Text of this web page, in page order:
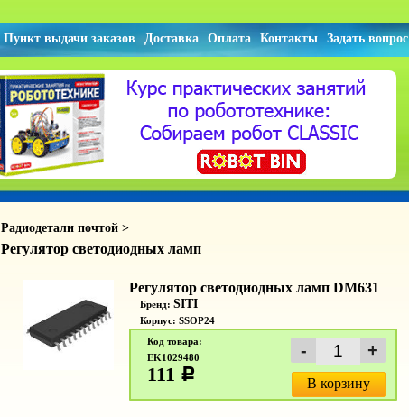
Пункт выдачи заказов Доставка Оплата Контакты Задать вопрос
Радиодетали почтой >
Регулятор светодиодных ламп
Регулятор светодиодных ламп DM631
Бренд: SITI
Корпус: SSOP24
Код товара:
EK1029480
111 c
В корзину